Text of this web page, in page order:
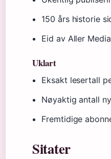
150 års historie
Eid av Aller Media
Uklart
Eksakt lesertall
Nøyaktig antall
Fremtidige
Sitater